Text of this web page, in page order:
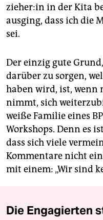
zie­he­r:in in der Kita
ausging, dass ich die
sei.
Der einzig gute
darüber zu sorgen,
haben wird, ist, wenn
nimmt, sich
weiße Familie eines
Workshops. Denn es
dass sich viele
Kommentare nicht
mit einem: „Wir sind
Die Engagierten